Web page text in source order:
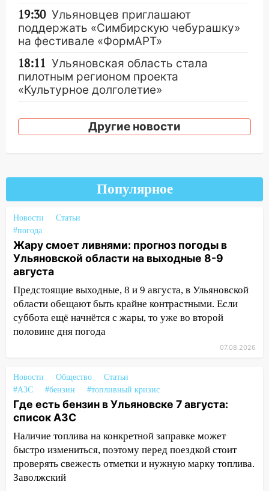
19:30 Ульяновцев приглашают
поддержать «Симбирскую чебурашку»
на фестивале «ФормАРТ»
18:11 Ульяновская область стала
пилотным регионом проекта
«Культурное долголетие»
областной больницы поступили шесть
новых аппаратов ИВЛ
ремонтируют дороги, ставят остановки
и проводят новое освещение
девять бункеров для крупногабаритного
мусора
16:26 В Ульяновске бесплатно покажут
матч «Волги» под открытым небом
16:12 В Ульяновском госуниверситете
разработают отечественный прибор для
цифровой ПЦР
Ульяновцы могут вернуть деньги
15:34 После вмешательства
прокуратуры в селах Ульяновской
области привели в порядок детские
площадки
15:27 Прокуратура проверяет
капремонт школы в селе Кивать
Другие новости
Популярное
Новости
Статьи
#погода
Жару смоет ливнями: прогноз погоды в
Ульяновской области на выходные 8-9
августа
Предстоящие выходные, 8 и 9 августа, в Ульяновской
области обещают быть крайне контрастными. Если
суббота ещё начнётся с жары, то уже во второй
половине дня погода
07.08.2026
Новости Общество
Статьи
#АЗС
#бензин #топливный кризис
Где есть бензин в Ульяновске 7 августа:
список АЗС
Наличие топлива на конкретной заправке может
быстро измениться, поэтому перед поездкой стоит
проверять свежесть отметки и нужную марку топлива.
Заволжский